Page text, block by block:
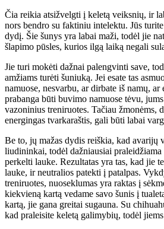
Čia reikia atsižvelgti į keletą veiksnių, ir
nors bendro su faktiniu intelektu. Jūs
dydį. Šie šunys yra labai maži, todėl jie
šlapimo pūsles, kurios ilgą laiką negali
Jie turi mokėti dažnai palengvinti save,
amžiams turėti šuniuką. Jei esate tas
namuose, nesvarbu, ar dirbate iš namų, ar
prabanga būti buvimo namuose tėvu,
vazoninius treniruotes. Tačiau žmonėms,
energingas tvarkaraštis, gali būti labai
Be to, jų mažas dydis reiškia, kad avarijų
liudininkai, todėl dažniausiai
perkelti lauke. Rezultatas yra tas, kad jie
lauke, ir neutralios patekti į patalpas.
treniruotes, nuoseklumas yra raktas į
kiekvieną kartą vedame savo šunis į
kartą, jie gana greitai sugauna. Su
kad praleisite keletą galimybių, todėl